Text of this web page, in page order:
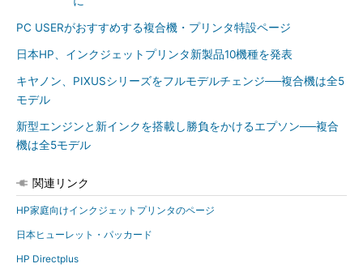
PC USERがおすすめする複合機・プリンタ特設ページ
日本HP、インクジェットプリンタ新製品10機種を発表
キヤノン、PIXUSシリーズをフルモデルチェンジ──複合機は全5
モデル
新型エンジンと新インクを搭載し勝負をかけるエプソン──複合
機は全5モデル
関連リンク
HP家庭向けインクジェットプリンタのページ
日本ヒューレット・パッカード
HP Directplus